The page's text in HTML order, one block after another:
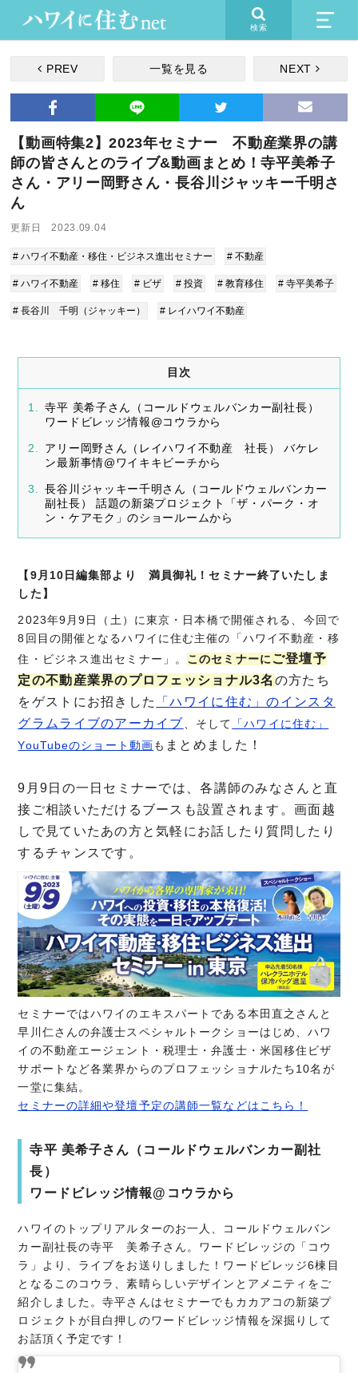
検索
PREV 一覧を見る NEXT
【動画特集2】2023年セミナー 不動産業界の講
師の皆さんとのライブ&動画まとめ！寺平美希子
さん・アリー岡野さん・長谷川ジャッキー千明さ
ん
更新日 2023.09.04
# ハワイ不動産・移住・ビジネス進出セミナー # 不動産
# ハワイ不動産 # 移住 # ビザ # 投資 # 教育移住 # 寺平美希子
# 長谷川 千明（ジャッキー） # レイハワイ不動産
目次
寺平 美希子さん（コールドウェルバンカー副社長）
ワードビレッジ情報@コウラから
アリー岡野さん（レイハワイ不動産 社長） バケレ
ン最新事情@ワイキキビーチから
長谷川ジャッキー千明さん（コールドウェルバンカー
副社長） 話題の新築プロジェクト「ザ・パーク・オ
ン・ケアモク」のショールームから
【9月10日編集部より 満員御礼！セミナー終了いたしま
した】
2023年9月9日（土）に東京・日本橋で開催される、今回で
8回目の開催となるハワイに住む主催の「ハワイ不動産・移
住・ビジネス進出セミナー」。 このセミナーに ご登壇予
定の不動産業界のプロフェッショナル3名 の方たち
をゲストにお招きした
「ハワイに住む」のインスタ
グラムライブのアーカイブ
、そして
「ハワイに住む」
YouTubeのショート動画も まとめました！
9月9日の一日セミナーでは、各講師のみなさんと直
接ご相談いただけるブースも設置されます。画面越
しで見ていたあの方と気軽にお話したり質問したり
するチャンスです。
セミナーではハワイのエキスパートである本田直之さんと
早川仁さんの弁護士スペシャルトークショーはじめ、ハワ
イの不動産エージェント・税理士・弁護士・米国移住ビザ
サポートなど各業界からのプロフェッショナルたち10名が
一堂に集結。
セミナーの詳細や登壇予定の講師一覧などはこちら！
寺平 美希子さん（コールドウェルバンカー副社
長）
ワードビレッジ情報@コウラから
ハワイのトップリアルターのお一人、コールドウェルバン
カー副社長の寺平 美希子さん。ワードビレッジの「コウ
ラ」より、ライブをお送りしました！ワードビレッジ6棟目
となるこのコウラ、素晴らしいデザインとアメニティをご
紹介しました。寺平さんはセミナーでもカカアコの新築プ
ロジェクトが目白押しのワードビレッジ情報を深掘りして
お話頂く予定です！